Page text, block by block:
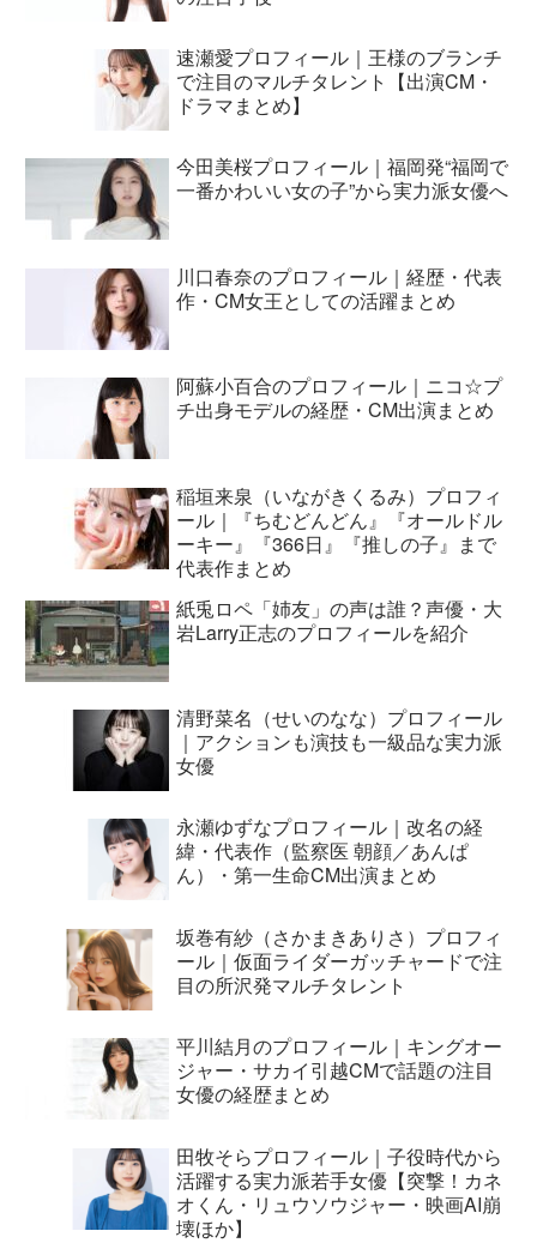
速瀬愛プロフィール｜王様のブランチ
で注目のマルチタレント【出演CM・
ドラマまとめ】
今田美桜プロフィール｜福岡発“福岡で
一番かわいい女の子”から実力派女優へ
川口春奈のプロフィール｜経歴・代表
作・CM女王としての活躍まとめ
阿蘇小百合のプロフィール｜ニコ☆プ
チ出身モデルの経歴・CM出演まとめ
稲垣来泉（いながきくるみ）プロフィ
ール｜『ちむどんどん』『オールドル
ーキー』『366日』『推しの子』まで
代表作まとめ
紙兎ロペ「姉友」の声は誰？声優・大
岩Larry正志のプロフィールを紹介
清野菜名（せいのなな）プロフィール
｜アクションも演技も一級品な実力派
女優
永瀬ゆずなプロフィール｜改名の経
緯・代表作（監察医 朝顔／あんぱ
ん）・第一生命CM出演まとめ
坂巻有紗（さかまきありさ）プロフィ
ール｜仮面ライダーガッチャードで注
目の所沢発マルチタレント
平川結月のプロフィール｜キングオー
ジャー・サカイ引越CMで話題の注目
女優の経歴まとめ
田牧そらプロフィール｜子役時代から
活躍する実力派若手女優【突撃！カネ
オくん・リュウソウジャー・映画AI崩
壊ほか】